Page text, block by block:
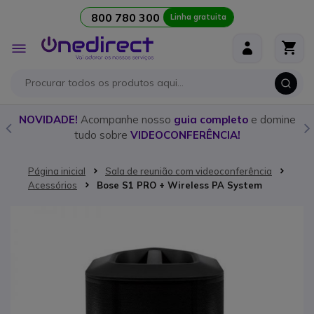
800 780 300 Linha gratuita
Alternar
Nav
NOVIDADE! Acompanhe nosso guia completoe domine
tudo sobre VIDEOCONFERÊNCIA!
Página inicial
Sala de reunião com videoconferência
Acessórios
Bose S1 PRO + Wireless PA System